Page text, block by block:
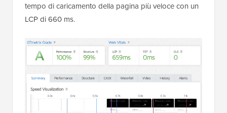
tempo di caricamento della pagina più veloce con un
LCP di 660 ms.